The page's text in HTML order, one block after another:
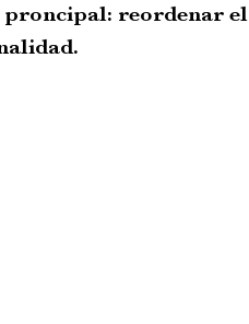
proncipal: reordenar el